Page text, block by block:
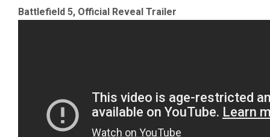
Battlefield 5, Official Reveal Trailer